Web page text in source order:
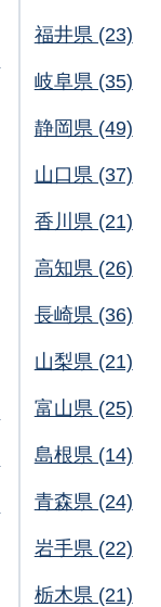
福井県 (23)
岐阜県 (35)
静岡県 (49)
山口県 (37)
香川県 (21)
高知県 (26)
長崎県 (36)
山梨県 (21)
富山県 (25)
島根県 (14)
青森県 (24)
岩手県 (22)
栃木県 (21)